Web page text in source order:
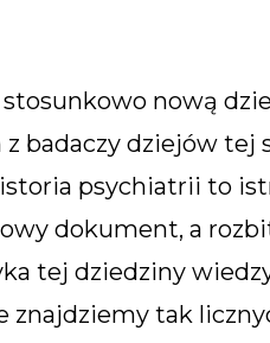
nową
badaczy dziejów tej
psychiatrii to
dokument, a
tej dziedziny
znajdziemy tak